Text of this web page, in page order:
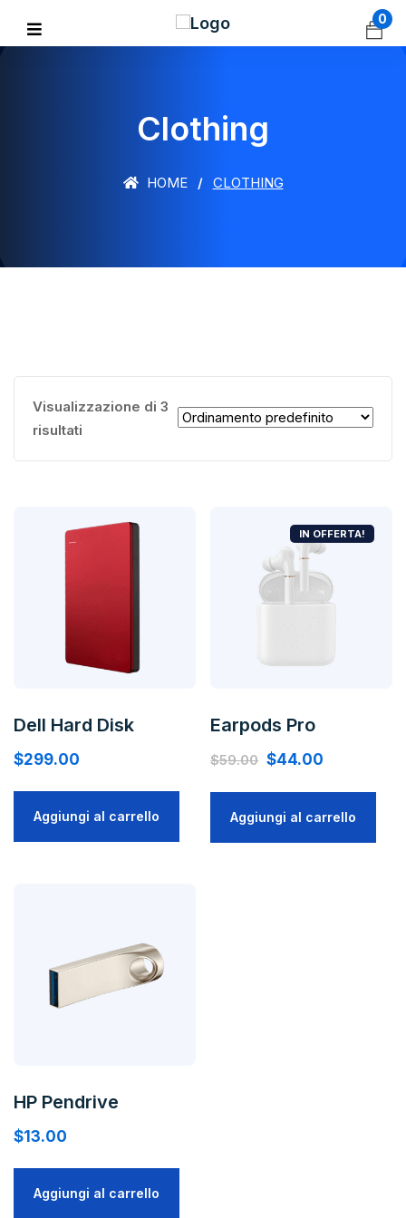
0
Clothing
HOME CLOTHING
Visualizzazione di 3
risultati
Dell Hard Disk
$299.00
Aggiungi al carrello
IN OFFERTA!
Earpods Pro
$59.00 Il
era:
$44.00
Aggiungi al carrello
HP Pendrive
$13.00
Aggiungi al carrello